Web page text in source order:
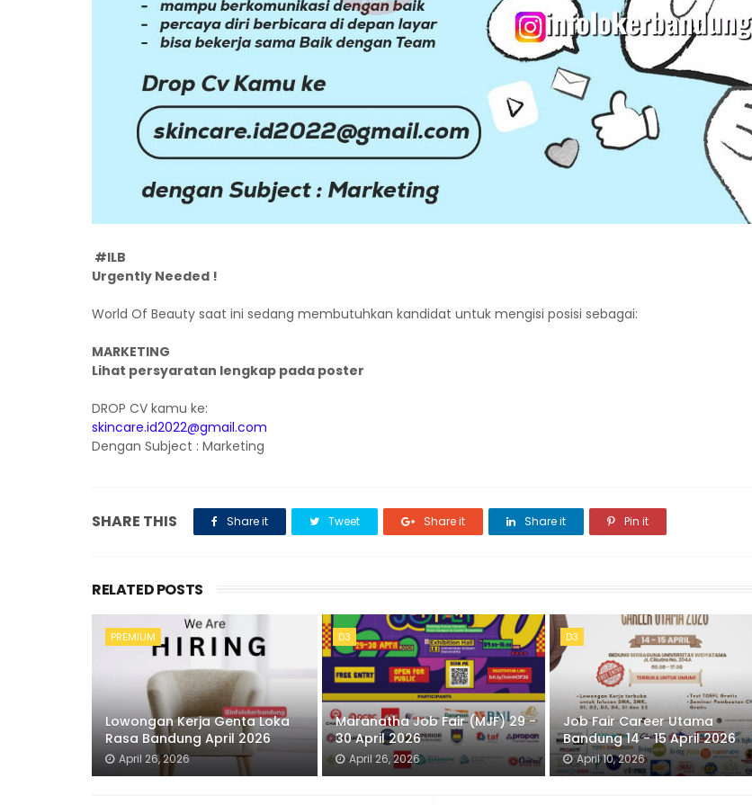
#ILB
Urgently Needed !
World Of Beauty saat ini sedang membutuhkan kandidat untuk mengisi posisi sebagai:
MARKETING
Lihat persyaratan lengkap pada poster
DROP CV kamu ke:
skincare.id2022@gmail.com
Dengan Subject : Marketing
SHARE THIS Share it Tweet Share it Share it Pin it
RELATED POSTS
PREMIUM
Lowongan Kerja Genta Loka
Rasa Bandung April 2026
April 26, 2026
D3
Maranatha Job Fair (MJF) 29 -
30 April 2026
April 26, 2026
D3
Job Fair Career Utama
Bandung 14 - 15 April 2026
April 10, 2026